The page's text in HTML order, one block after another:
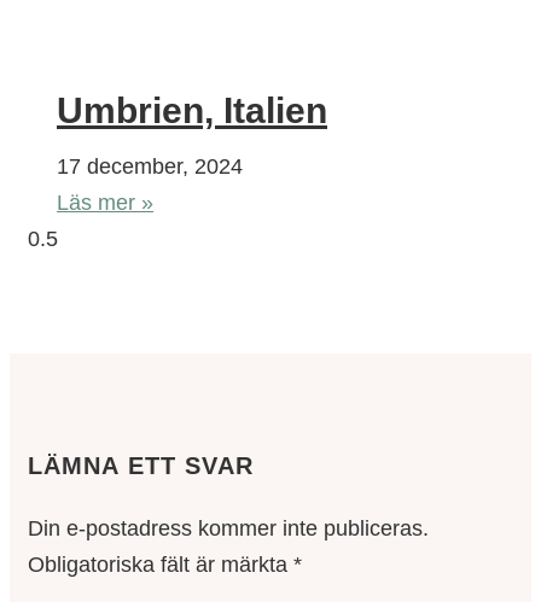
Umbrien, Italien
17 december, 2024
Läs mer »
LÄMNA ETT SVAR
Din e-postadress kommer inte publiceras.
Obligatoriska fält är märkta *